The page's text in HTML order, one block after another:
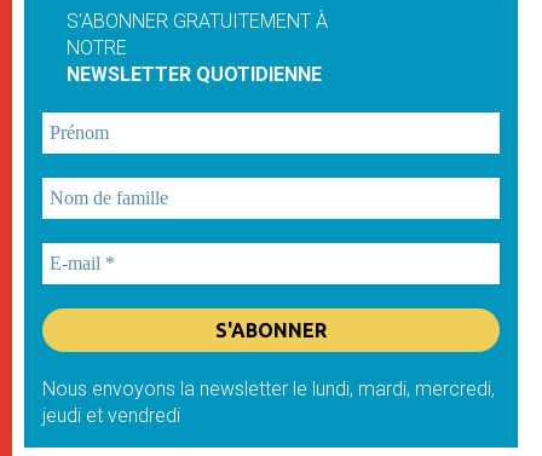
S'ABONNER GRATUITEMENT À
NOTRE
NEWSLETTER QUOTIDIENNE
Nous envoyons la newsletter le lundi, mardi, mercredi,
jeudi et vendredi